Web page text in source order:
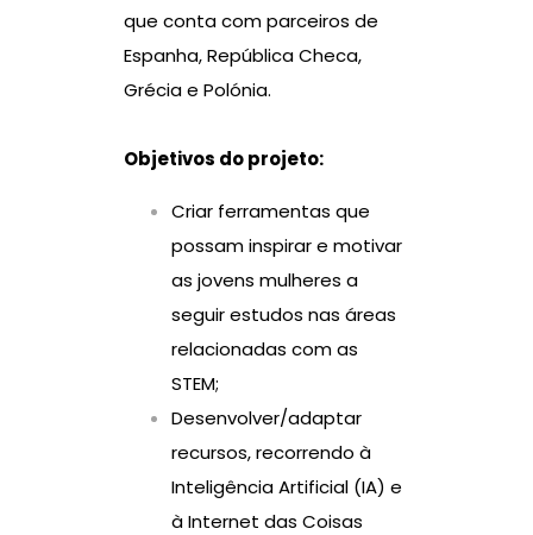
que conta com parceiros de
Espanha, República Checa,
Grécia e Polónia.
Objetivos do projeto:
Criar ferramentas que
possam inspirar e motivar
as jovens mulheres a
seguir estudos nas áreas
relacionadas com as
STEM;
Desenvolver/adaptar
recursos, recorrendo à
Inteligência Artificial (IA) e
à Internet das Coisas